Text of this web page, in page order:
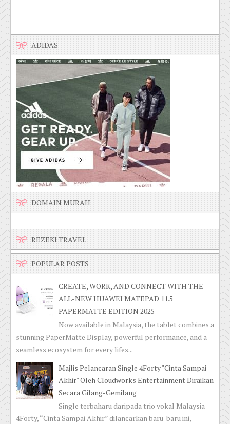
ADIDAS
DOMAIN MURAH
REZEKI TRAVEL
POPULAR POSTS
CREATE, WORK, AND CONNECT WITH THE
ALL-NEW HUAWEI MATEPAD 11.5
PAPERMATTE EDITION 2025
Now available in Malaysia, the tablet combines a
stunning PaperMatte Display, powerful performance, and a
seamless ecosystem for every lifes...
Majlis Pelancaran Single 4Forty "Cinta Sampai
Akhir" Oleh Cloudworks Entertainment Diraikan
Secara Gilang-Gemilang
Single terbaharu daripada trio vokal Malaysia
4Forty, “Cinta Sampai Akhir” dilancarkan baru-baru ini,